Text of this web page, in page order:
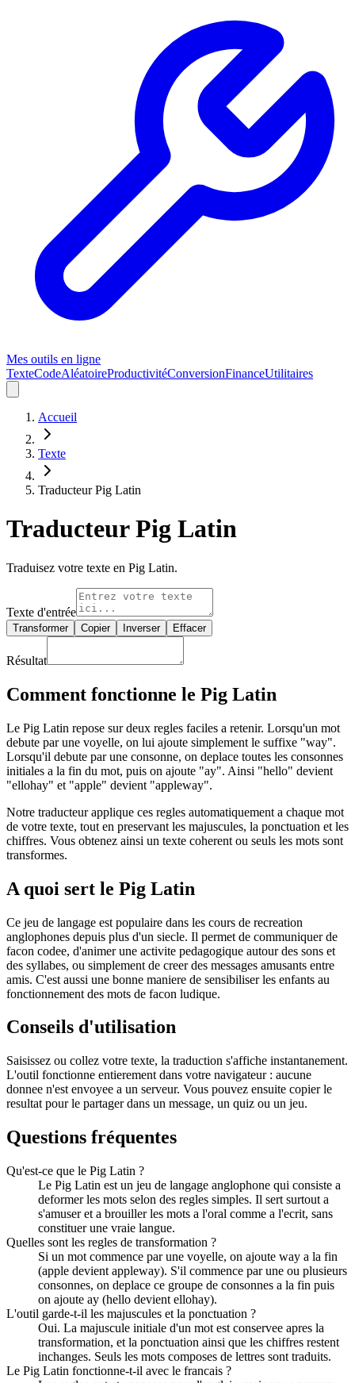
Mes outils en ligne
TexteCodeAléatoireProductivitéConversionFinanceUtilitaires
Accueil
Texte
Traducteur Pig Latin
Traducteur Pig Latin
Traduisez votre texte en Pig Latin.
Texte d'entrée
Transformer Copier Inverser Effacer
Résultat
Comment fonctionne le Pig Latin
Le Pig Latin repose sur deux regles faciles a retenir. Lorsqu'un mot
debute par une voyelle, on lui ajoute simplement le suffixe "way".
Lorsqu'il debute par une consonne, on deplace toutes les consonnes
initiales a la fin du mot, puis on ajoute "ay". Ainsi "hello" devient
"ellohay" et "apple" devient "appleway".
Notre traducteur applique ces regles automatiquement a chaque mot
de votre texte, tout en preservant les majuscules, la ponctuation et les
chiffres. Vous obtenez ainsi un texte coherent ou seuls les mots sont
transformes.
A quoi sert le Pig Latin
Ce jeu de langage est populaire dans les cours de recreation
anglophones depuis plus d'un siecle. Il permet de communiquer de
facon codee, d'animer une activite pedagogique autour des sons et
des syllabes, ou simplement de creer des messages amusants entre
amis. C'est aussi une bonne maniere de sensibiliser les enfants au
fonctionnement des mots de facon ludique.
Conseils d'utilisation
Saisissez ou collez votre texte, la traduction s'affiche instantanement.
L'outil fonctionne entierement dans votre navigateur : aucune
donnee n'est envoyee a un serveur. Vous pouvez ensuite copier le
resultat pour le partager dans un message, un quiz ou un jeu.
Questions fréquentes
Qu'est-ce que le Pig Latin ?
Le Pig Latin est un jeu de langage anglophone qui consiste a
deformer les mots selon des regles simples. Il sert surtout a
s'amuser et a brouiller les mots a l'oral comme a l'ecrit, sans
constituer une vraie langue.
Quelles sont les regles de transformation ?
Si un mot commence par une voyelle, on ajoute way a la fin
(apple devient appleway). S'il commence par une ou plusieurs
consonnes, on deplace ce groupe de consonnes a la fin puis
on ajoute ay (hello devient ellohay).
L'outil garde-t-il les majuscules et la ponctuation ?
Oui. La majuscule initiale d'un mot est conservee apres la
transformation, et la ponctuation ainsi que les chiffres restent
inchanges. Seuls les mots composes de lettres sont traduits.
Le Pig Latin fonctionne-t-il avec le francais ?